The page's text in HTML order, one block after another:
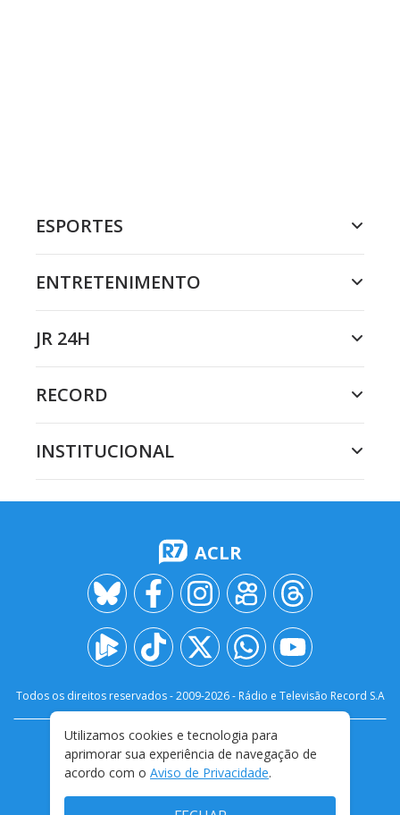
ESPORTES
ENTRETENIMENTO
JR 24H
RECORD
INSTITUCIONAL
ACLR
Todos os direitos reservados - 2009-2026- Rádio e Televisão Record S.A
FALE CONOSCO
PRIVACIDADE
TERMOS E CONDIÇÕES DE USO
Utilizamos cookies e tecnologia para
aprimorar sua experiência de navegação de
acordo com o Aviso de Privacidade.